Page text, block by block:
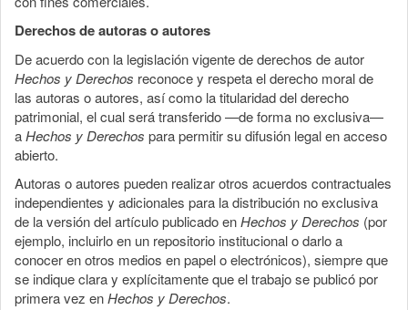
Derechos de autoras o autores
De acuerdo con la legislación vigente de derechos de autor
Hechos y Derechos reconoce y respeta el derecho moral de
las autoras o autores, así como la titularidad del derecho
patrimonial, el cual será transferido —de forma no exclusiva—
aHechos y Derechos para permitir su difusión legal en acceso
abierto.
Autoras o autores pueden realizar otros acuerdos contractuales
independientes y adicionales para la distribución no exclusiva
de la versión del artículo publicado enHechos y Derechos (por
ejemplo, incluirlo en un repositorio institucional o darlo a
conocer en otros medios en papel o electrónicos), siempre que
se indique clara y explícitamente que el trabajo se publicó por
primera vez enHechos y Derechos.